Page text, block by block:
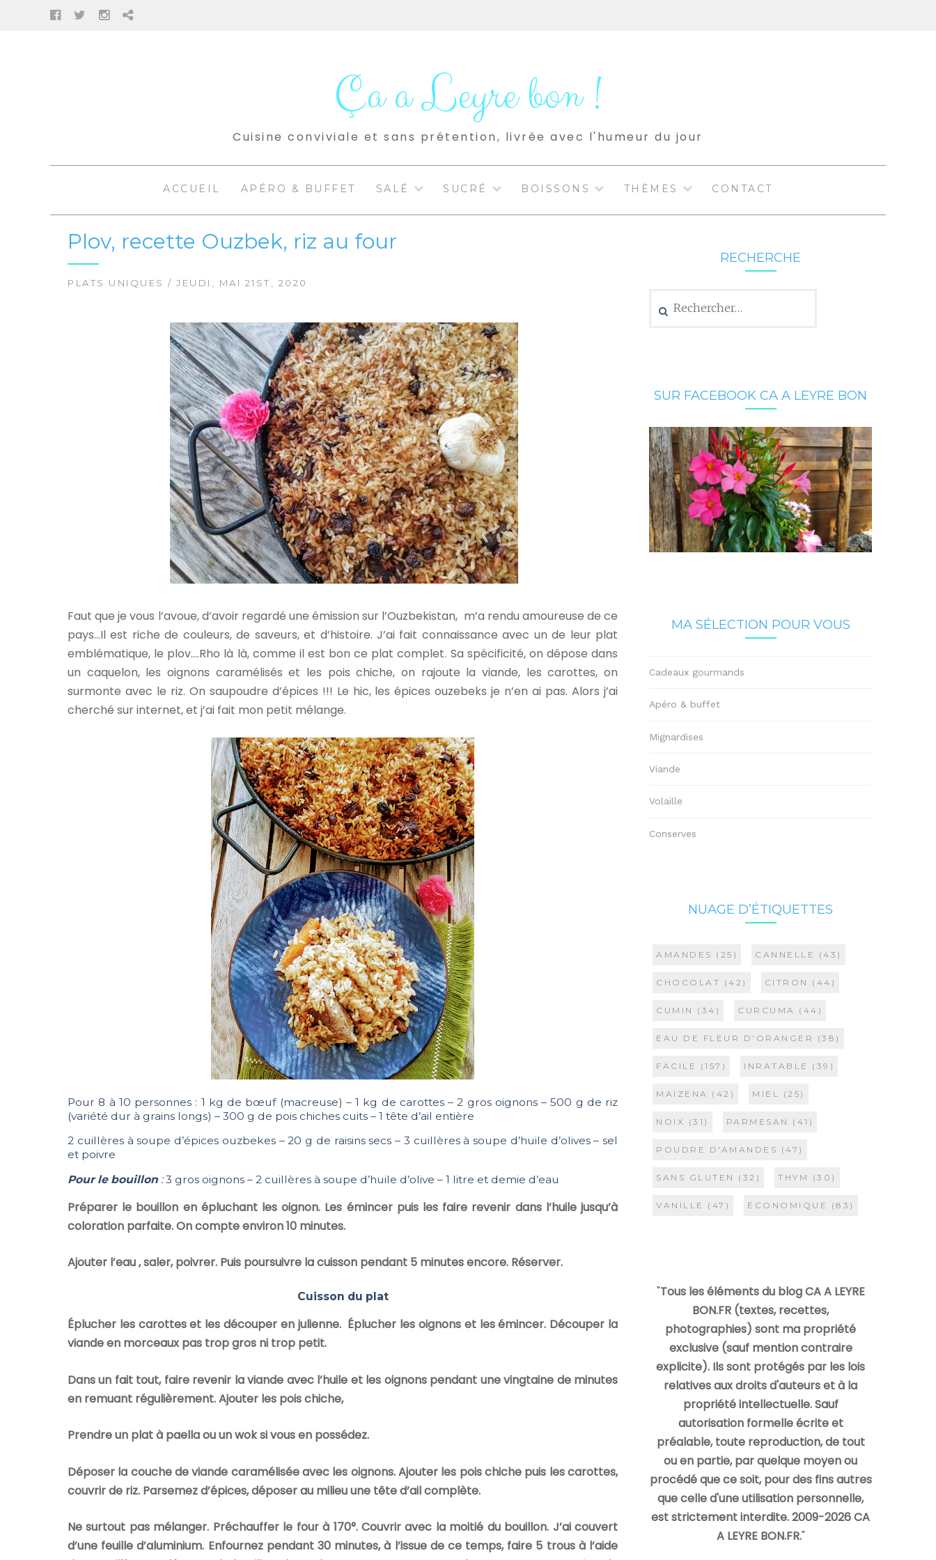
FacebookTwitter
Instagram
Pinterest
Ça a Leyre bon !
Cuisine conviviale et sans prétention, livrée avec l'humeur du jour
ACCUEIL APÉRO & BUFFET SALÉ SUCRÉ BOISSONS THÈMES CONTACT
Plov, recette Ouzbek, riz au four
PLATS UNIQUES / JEUDI, MAI 21ST, 2020
Faut que je vous l’avoue, d’avoir regardé une émission sur l’Ouzbekistan, m’a rendu amoureuse de ce
pays…Il est riche de couleurs, de saveurs, et d’histoire. J’ai fait connaissance avec un de leur plat
emblématique, le plov….Rho là là, comme il est bon ce plat complet. Sa spécificité, on dépose dans
un caquelon, les oignons caramélisés et les pois chiche, on rajoute la viande, les carottes, on
surmonte avec le riz. On saupoudre d’épices !!! Le hic, les épices ouzebeks je n’en ai pas. Alors j’ai
cherché sur internet, et j’ai fait mon petit mélange.
Pour 8 à 10 personnes : 1 kg de bœuf (macreuse) – 1 kg de carottes – 2 gros oignons – 500 g de riz
(variété dur à grains longs) – 300 g de pois chiches cuits – 1 tête d’ail entière
2 cuillères à soupe d’épices ouzbekes – 20 g de raisins secs – 3 cuillères à soupe d’huile d’olives – sel
et poivre
Pour le bouillon :3 gros oignons – 2 cuillères à soupe d’huile d’olive – 1 litre et demie d’eau
Préparer le bouillon en épluchant les oignon. Les émincer puis les faire revenir dans l’huile jusqu’à
coloration parfaite. On compte environ 10 minutes.
Ajouter l’eau , saler, poivrer. Puis poursuivre la cuisson pendant 5 minutes encore. Réserver.
Cuisson du plat
Éplucher les carottes et les découper en julienne. Éplucher les oignons et les émincer. Découper la
viande en morceaux pas trop gros ni trop petit.
Dans un fait tout, faire revenir la viande avec l’huile et les oignons pendant une vingtaine de minutes
en remuant régulièrement. Ajouter les pois chiche,
Prendre un plat à paella ou un wok si vous en possédez.
Déposer la couche de viande caramélisée avec les oignons. Ajouter les pois chiche puis les carottes,
couvrir de riz. Parsemez d’épices, déposer au milieu une tête d’ail complète.
Ne surtout pas mélanger. Préchauffer le four à 170°. Couvrir avec la moitié du bouillon. J’ai couvert
d’une feuille d’aluminium. Enfournez pendant 30 minutes, à l’issue de ce temps, faire 5 trous à l’aide
RECHERCHE
SUR FACEBOOK CA A LEYRE BON
MA SÉLECTION POUR VOUS
Cadeaux gourmands
Apéro & buffet
Mignardises
Viande
Volaille
Conserves
NUAGE D’ÉTIQUETTES
AMANDES (25) CANNELLE (43)
CHOCOLAT (42) CITRON (44)
CUMIN (34) CURCUMA (44)
EAU DE FLEUR D'ORANGER (38)
FACILE (157) INRATABLE (39)
MAIZENA (42) MIEL (25)
NOIX (31) PARMESAN (41)
POUDRE D'AMANDES (47)
SANS GLUTEN (32) THYM (30)
VANILLE (47) ÉCONOMIQUE (83)
"Tous les éléments du blog CA A LEYRE
BON.FR (textes, recettes,
photographies) sont ma propriété
exclusive (sauf mention contraire
explicite). Ils sont protégés par les lois
relatives aux droits d'auteurs et à la
propriété intellectuelle. Sauf
autorisation formelle écrite et
préalable, toute reproduction, de tout
ou en partie, par quelque moyen ou
procédé que ce soit, pour des fins autres
que celle d'une utilisation personnelle,
est strictement interdite. 2009-2026 CA
A LEYRE BON.FR."